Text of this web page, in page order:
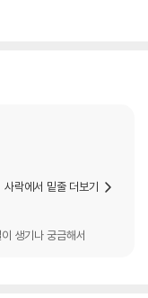
생기나 궁금해서
사락에서 밑줄 더보기